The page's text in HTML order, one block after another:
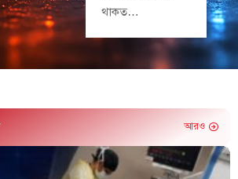
থাকত…
আরও